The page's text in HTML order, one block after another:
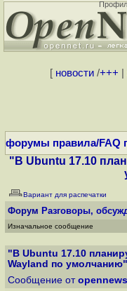
[ новости/+++
форумы правила/FAQ
"В Ubuntu 17.10
Вариант для распечатки
Форум Разговоры,
Изначальное сообщение
"В Ubuntu 17.10
Wayland по умолчанию"
Сообщение от opennews